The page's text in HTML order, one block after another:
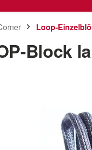
Loop-
Block